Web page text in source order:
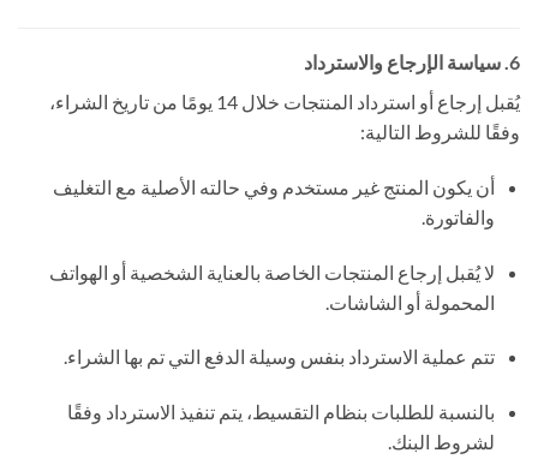
6. سياسة الإرجاع والاسترداد
يُقبل إرجاع أو استرداد المنتجات خلال 14 يومًا من تاريخ الشراء،
وفقًا للشروط التالية:
أن يكون المنتج غير مستخدم وفي حالته الأصلية مع التغليف
والفاتورة.
لا يُقبل إرجاع المنتجات الخاصة بالعناية الشخصية أو الهواتف
المحمولة أو الشاشات.
تتم عملية الاسترداد بنفس وسيلة الدفع التي تم بها الشراء.
بالنسبة للطلبات بنظام التقسيط، يتم تنفيذ الاسترداد وفقًا
لشروط البنك.